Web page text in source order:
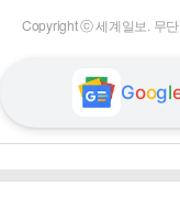
Copyright ⓒ 세계일보. 무
Googl